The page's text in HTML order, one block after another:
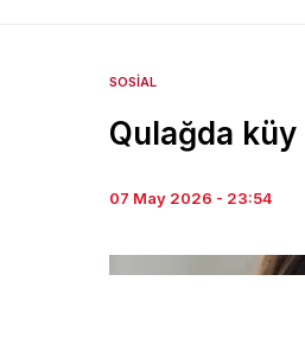
SOSIAL
Qulağda
07 May 2026 - 23:54